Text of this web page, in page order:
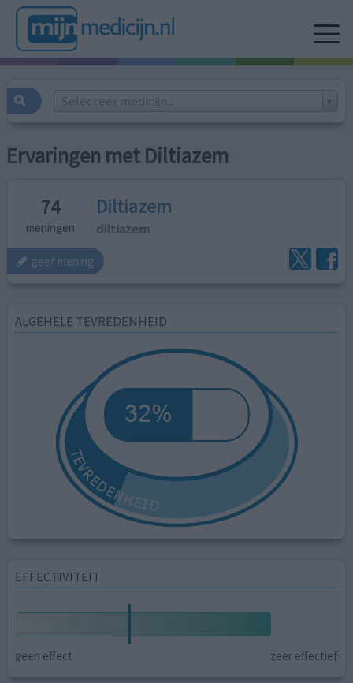
Selecteer medicijn...
Ervaringen met Diltiazem
74
meningen
Diltiazem
diltiazem
geef mening
ALGEHELE TEVREDENHEID
EFFECTIVITEIT
geen effect zeer effectief